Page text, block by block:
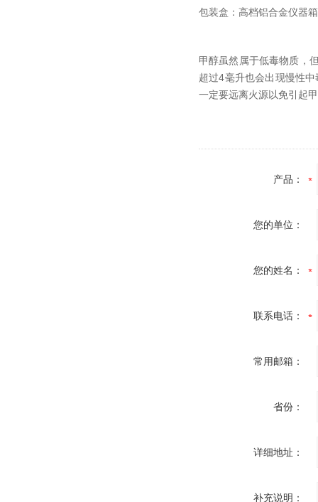
包装盒：高档铝合金仪器箱
甲醇虽然属于低毒物质，
超过4毫升也会出现慢性
一定要远离火源以免引起
产品：
您的单位：
您的姓名：
联系电话：
常用邮箱：
省份：
详细地址：
补充说明：